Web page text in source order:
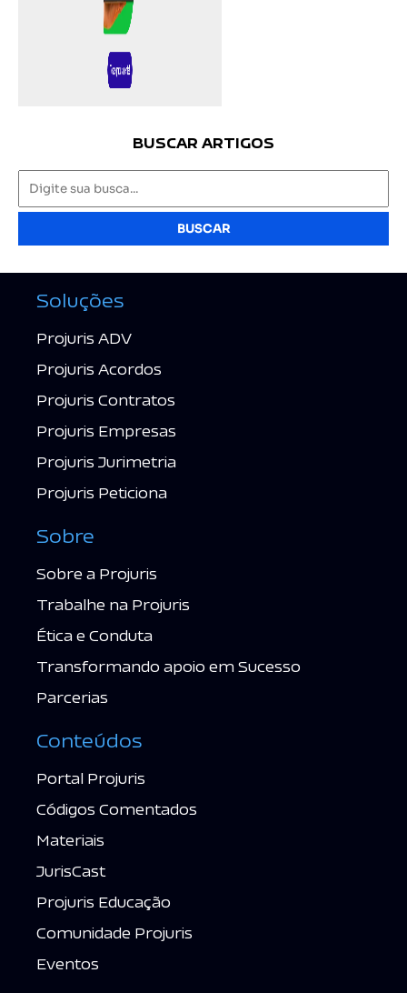
BUSCAR ARTIGOS
BUSCAR
Soluções
Projuris ADV
Projuris Acordos
Projuris Contratos
Projuris Empresas
Projuris Jurimetria
Projuris Peticiona
Sobre
Sobre a Projuris
Trabalhe na Projuris
Ética e Conduta
Transformando apoio em Sucesso
Parcerias
Conteúdos
Portal Projuris
Códigos Comentados
Materiais
JurisCast
Projuris Educação
Comunidade Projuris
Eventos